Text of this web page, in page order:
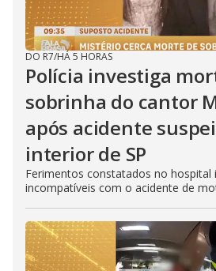
DO R7/HÁ 5 HORAS
Polícia investiga
sobrinha do cantor
após acidente
interior de SP
Ferimentos constatados no hospital
incompatíveis com o acidente de